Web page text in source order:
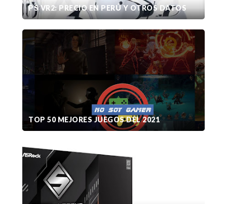
PS VR2: PRECIO EN PERÚ Y OTROS DATOS
TOP 50 MEJORES JUEGOS DEL 2021